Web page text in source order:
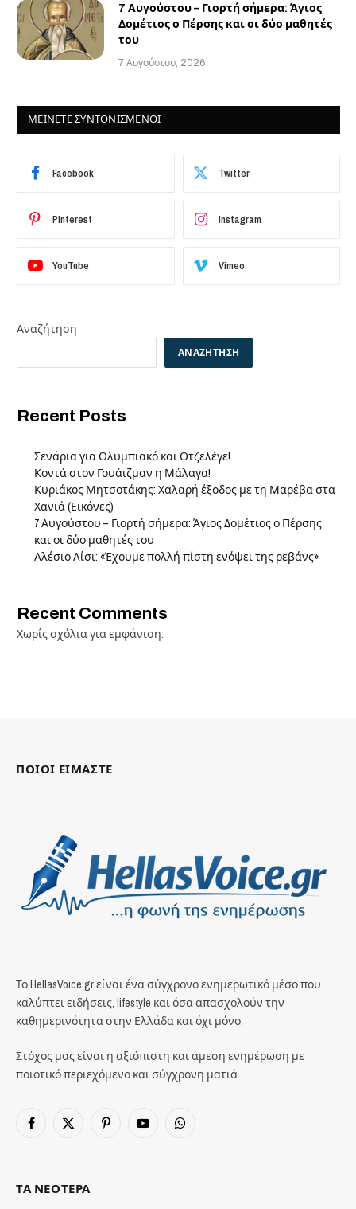
7 Αυγούστου – Γιορτή σήμερα: Άγιος
Δομέτιος ο Πέρσης και οι δύο μαθητές
του
7 Αυγούστου, 2026
ΜΕΙΝΕΤΕ ΣΥΝΤΟΝΙΣΜΕΝΟΙ
Facebook Twitter
Pinterest Instagram
YouTube Vimeo
Αναζήτηση
ΑΝΑΖΉΤΗΣΗ
Recent Posts
Σενάρια για Ολυμπιακό και Οτζελέγε!
Κοντά στον Γουάιζμαν η Μάλαγα!
Κυριάκος Μητσοτάκης: Χαλαρή έξοδος με τη Μαρέβα στα
Χανιά (Εικόνες)
7 Αυγούστου – Γιορτή σήμερα: Άγιος Δομέτιος ο Πέρσης
και οι δύο μαθητές του
Αλέσιο Λίσι: «Έχουμε πολλή πίστη ενόψει της ρεβάνς»
Recent Comments
Χωρίς σχόλια για εμφάνιση.
ΠΟΙΟΙ ΕΙΜΑΣΤΕ
Το HellasVoice.gr είναι ένα σύγχρονο ενημερωτικό μέσο που
καλύπτει ειδήσεις, lifestyle και όσα απασχολούν την
καθημερινότητα στην Ελλάδα και όχι μόνο.
Στόχος μας είναι η αξιόπιστη και άμεση ενημέρωση με
ποιοτικό περιεχόμενο και σύγχρονη ματιά.
Facebook
X
PinterestYouTubeWhatsApp
ΤΑ ΝΕΟΤΕΡΑ